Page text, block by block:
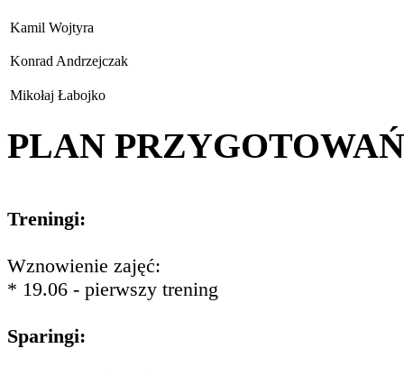
Kamil Wojtyra
Konrad Andrzejczak
Mikołaj Łabojko
PLAN PRZYGOTOWAŃ
Treningi:
Wznowienie zajęć:
* 19.06 - pierwszy trening
Sparingi: